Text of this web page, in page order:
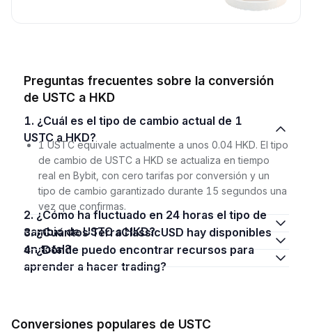
Preguntas frecuentes sobre la conversión
de USTC a HKD
1. ¿Cuál es el tipo de cambio actual de 1
USTC a HKD?
1 USTC equivale actualmente a unos 0.04 HKD. El tipo
de cambio de USTC a HKD se actualiza en tiempo
real en Bybit, con cero tarifas por conversión y un
tipo de cambio garantizado durante 15 segundos una
vez que confirmas.
2. ¿Cómo ha fluctuado en 24 horas el tipo de
cambio de USTC a HKD?
3. ¿Cuántos TerraClassicUSD hay disponibles
en total?
4. ¿Dónde puedo encontrar recursos para
aprender a hacer trading?
Conversiones populares de USTC